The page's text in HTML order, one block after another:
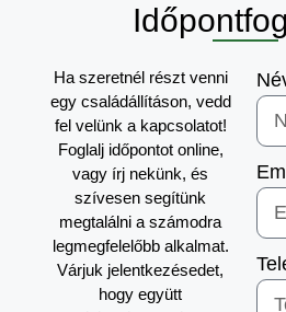
Ha szeretnél részt venni
egy családállításon, vedd
fel velünk a kapcsolatot!
Foglalj időpontot online,
vagy írj nekünk, és
szívesen segítünk
megtalálni a számodra
legmegfelelőbb alkalmat.
Várjuk jelentkezésedet,
hogy együtt